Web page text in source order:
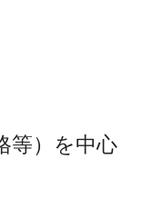
等）を中心